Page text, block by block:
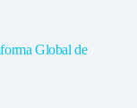
Global de